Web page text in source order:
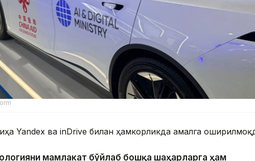
Yandex ва inDrive билан ҳамкорликда амалга
мамлакат бўйлаб бошқа шаҳарларга ҳам